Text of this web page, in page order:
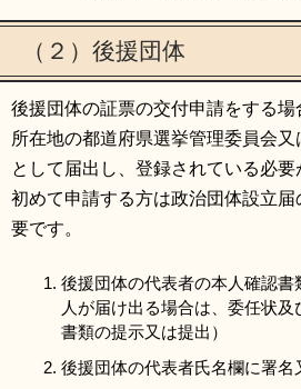
（２）後援団体
後援団体の証票の交付申請をする
所在地の都道府県選挙管理委員会
として届出し、登録されている必要
初めて申請する方は政治団体設立
要です。
後援団体の代表者の本人確認書
人が届け出る場合は、委任状
書類の提示又は提出）
後援団体の代表者氏名欄に署名